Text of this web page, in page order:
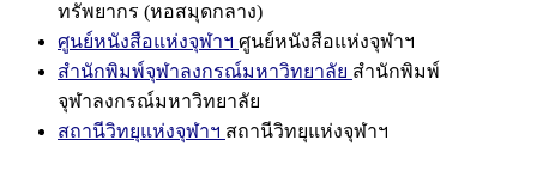
ทรัพยากร (หอสมุดกลาง)
ศูนย์หนังสือแห่งจุฬาฯ ศูนย์หนังสือแห่งจุฬาฯ
สำนักพิมพ์จุฬาลงกรณ์มหาวิทยาลัย สำนักพิมพ์
จุฬาลงกรณ์มหาวิทยาลัย
สถานีวิทยุแห่งจุฬาฯ สถานีวิทยุแห่งจุฬาฯ